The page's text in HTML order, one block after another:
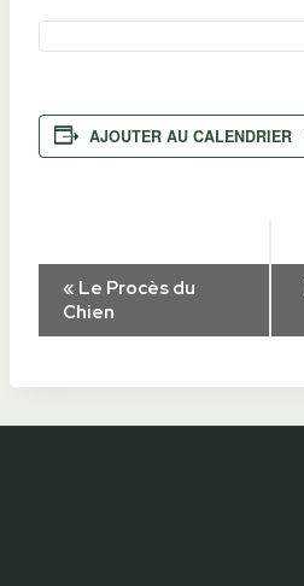
AJOUTER AU CALENDRIER
Navigation
Évènement
« Le Procès du
Chien